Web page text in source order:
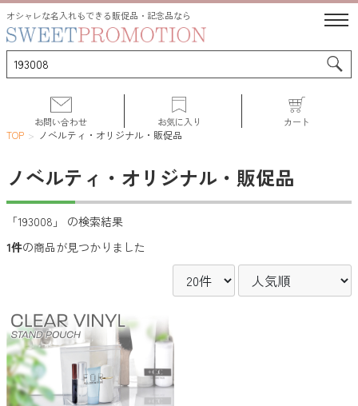
オシャレな名入れもできる販促品・記念品なら
お問い合わせ お気に入り カート
人気ランキング
初めての方へ
よくある質問
ご注文・包装について
TOP ノベルティ・オリジナル・販促品
ノベルティ・オリジナル・販促品
「193008」 の検索結果
1件の商品が見つかりました